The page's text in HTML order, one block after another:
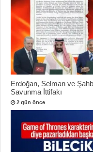
Erdoğan, Selman ve
Savunma İttifakı
2 gün önce